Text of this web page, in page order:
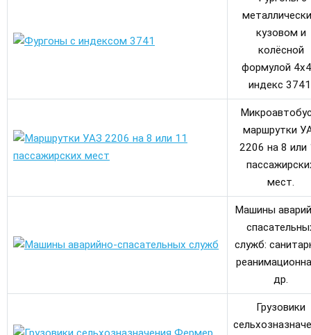
кузовом и
колёсной
формулой
индекс
маршрутки
2206 на 8 или
мест.
Машины
служб:
др.
Грузовики